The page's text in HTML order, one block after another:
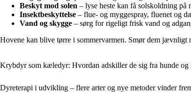
Beskyt mod solen – lyse heste kan få solskoldning
Insektbeskyttelse – flue- og myggespray, fluenet og
Vand og skygge – sørg for rigeligt frisk vand og
Hovene kan blive tørre i sommervarmen. Smør dem jævnligt
Krybdyr som kæledyr: Hvordan adskiller de sig fra hunde og
Dyreterapi i udvikling – flere arter og nye metoder vinder